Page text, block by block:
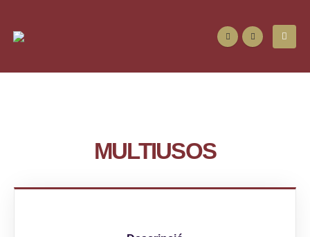
MULTIUSOS